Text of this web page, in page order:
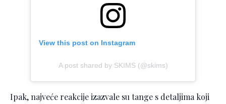
View this post on Instagram
A post shared by SKIMS (@skims)
Ipak, najveće reakcije izazvale su tange s detaljima koji